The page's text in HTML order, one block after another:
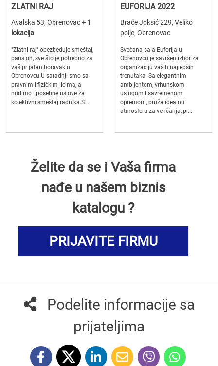
ZLATNI RAJ
Avalska 53, Obrenovac+ 1
lokacija
"Zlatni raj" obezbeđuje smeštaj,
pansion, sve što je potrebno za
vaš prijatan boravak u
Obrenovcu.U saradnji smo sa
pravnim i fizičkim licima, a
nudimo i posebne uslove za
kolektivni smeštaj radnika.S...
EUFORIJA 2022
Braće Joksić 229, Veliko
polje, Obrenovac
Svečana sala Euforija u
Obrenovcu je savršen izbor za
organizaciju vaših najlepših
trenutaka. Sa elegantnim
ambijentom, vrhunskom
uslugom i savremenom
opremom, pruža idealnu
atmosferu za venčanja, pr...
Želite da se i Vaša firma
nađe u našem biznis
katalogu ?
PRIJAVITE FIRMU
Podelite informacije sa
prijateljima